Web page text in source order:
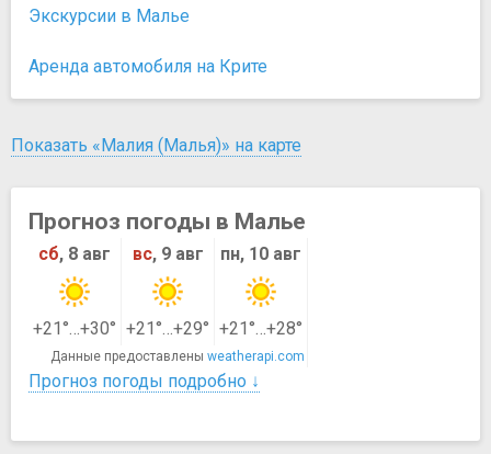
Экскурсии в Малье
Аренда автомобиля на Крите
Показать «Малия (Малья)» на карте
Прогноз погоды в Малье
сб, 8 авг вс, 9 авг пн, 10 авг
+21°…+30° +21°…+29° +21°…+28°
Данные предоставлены weatherapi.com
Прогноз погоды подробно ↓